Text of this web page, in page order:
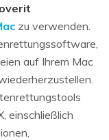
zu verwenden.
auf Ihrem Mac
einschließlich